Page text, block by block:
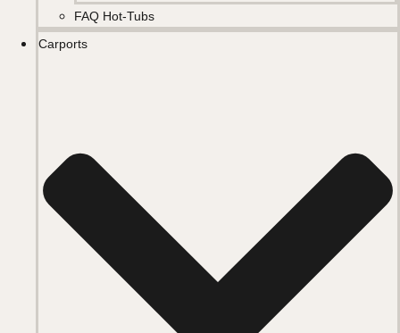
FAQ Hot-Tubs
Carports